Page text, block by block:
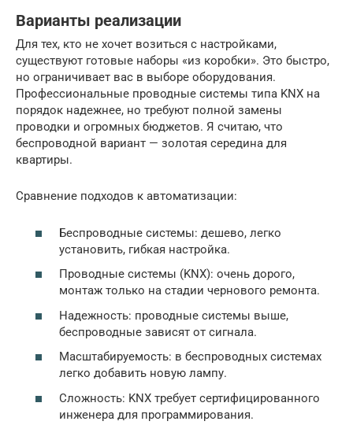
Варианты реализации
Для тех, кто не хочет возиться с настройками,
существуют готовые наборы «из коробки». Это быстро,
но ограничивает вас в выборе оборудования.
Профессиональные проводные системы типа KNX на
порядок надежнее, но требуют полной замены
проводки и огромных бюджетов. Я считаю, что
беспроводной вариант — золотая середина для
квартиры.
Сравнение подходов к автоматизации:
Беспроводные системы: дешево, легко
установить, гибкая настройка.
Проводные системы (KNX): очень дорого,
монтаж только на стадии чернового ремонта.
Надежность: проводные системы выше,
беспроводные зависят от сигнала.
Масштабируемость: в беспроводных системах
легко добавить новую лампу.
Сложность: KNX требует сертифицированного
инженера для программирования.